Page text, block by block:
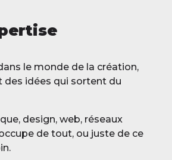
le monde de la création,
des idées qui sortent du
design, web, réseaux
de tout, ou juste de ce